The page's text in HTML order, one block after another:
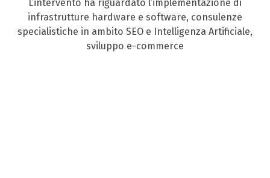
L’intervento ha riguardato l’implementazione di
infrastrutture hardware e software, consulenze
specialistiche in ambito SEO e Intelligenza Artificiale,
sviluppo e-commerce